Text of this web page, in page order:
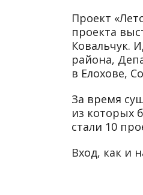
Проект
проекта
Ковальчук.
района,
в Елохове,
За время
из которых
стали 10
Вход, как и